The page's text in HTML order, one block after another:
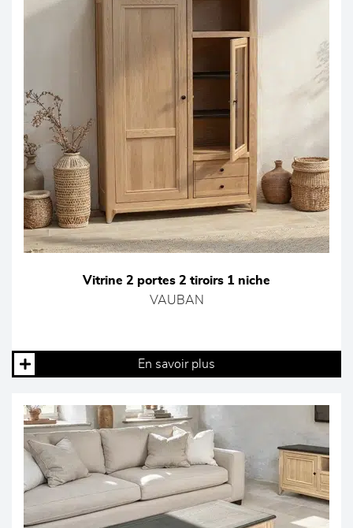
Vitrine 2 portes 2 tiroirs 1 niche
VAUBAN
En savoir plus